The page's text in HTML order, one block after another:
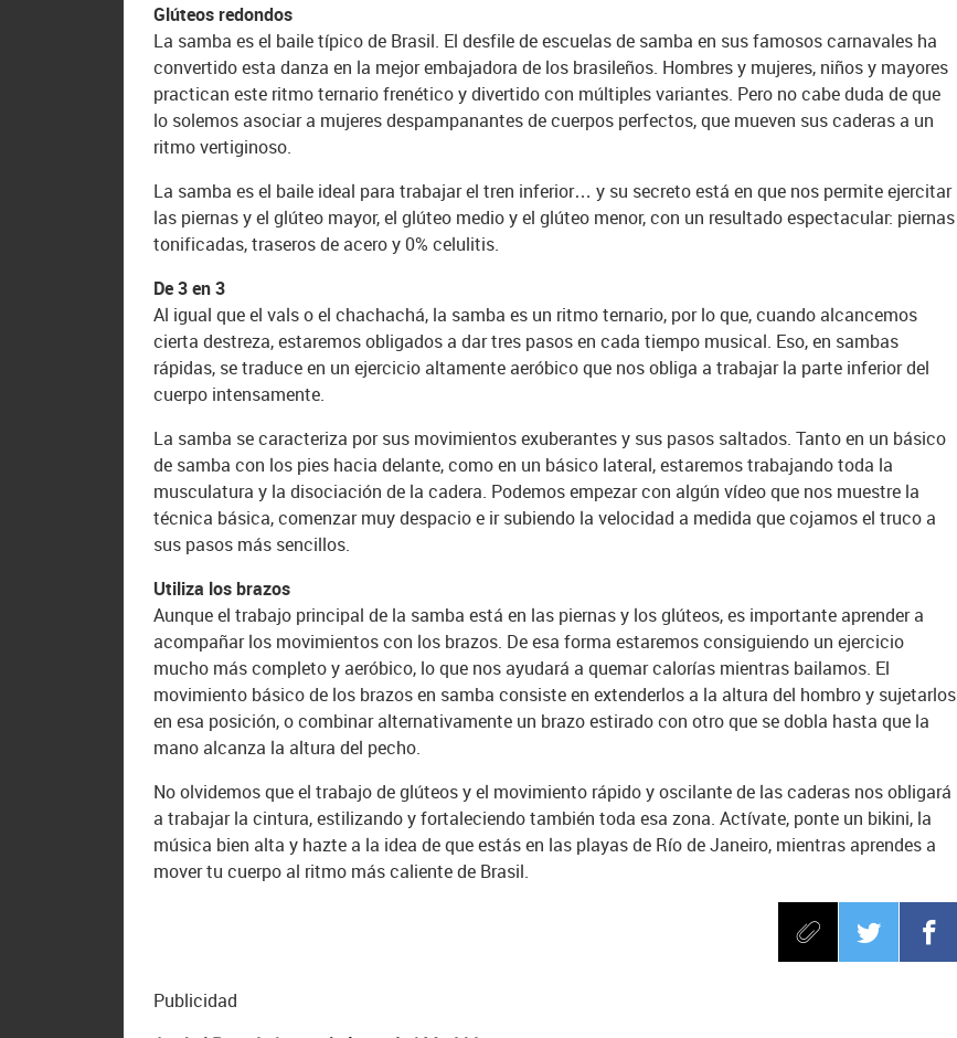
Glúteos redondos
La samba es el baile típico de Brasil. El desfile de escuelas de samba en sus famosos carnavales ha
convertido esta danza en la mejor embajadora de los brasileños. Hombres y mujeres, niños y mayores
practican este ritmo ternario frenético y divertido con múltiples variantes. Pero no cabe duda de que
lo solemos asociar a mujeres despampanantes de cuerpos perfectos, que mueven sus caderas a un
ritmo vertiginoso.
La samba es el baile ideal para trabajar el tren inferior… y su secreto está en que nos permite ejercitar
las piernas y el glúteo mayor, el glúteo medio y el glúteo menor, con un resultado espectacular: piernas
tonificadas, traseros de acero y 0% celulitis.
De 3 en 3
Al igual que el vals o el chachachá, la samba es un ritmo ternario, por lo que, cuando alcancemos
cierta destreza, estaremos obligados a dar tres pasos en cada tiempo musical. Eso, en sambas
rápidas, se traduce en un ejercicio altamente aeróbico que nos obliga a trabajar la parte inferior del
cuerpo intensamente.
La samba se caracteriza por sus movimientos exuberantes y sus pasos saltados. Tanto en un básico
de samba con los pies hacia delante, como en un básico lateral, estaremos trabajando toda la
musculatura y la disociación de la cadera. Podemos empezar con algún vídeo que nos muestre la
técnica básica, comenzar muy despacio e ir subiendo la velocidad a medida que cojamos el truco a
sus pasos más sencillos.
Utiliza los brazos
Aunque el trabajo principal de la samba está en las piernas y los glúteos, es importante aprender a
acompañar los movimientos con los brazos. De esa forma estaremos consiguiendo un ejercicio
mucho más completo y aeróbico, lo que nos ayudará a quemar calorías mientras bailamos. El
movimiento básico de los brazos en samba consiste en extenderlos a la altura del hombro y sujetarlos
en esa posición, o combinar alternativamente un brazo estirado con otro que se dobla hasta que la
mano alcanza la altura del pecho.
No olvidemos que el trabajo de glúteos y el movimiento rápido y oscilante de las caderas nos obligará
a trabajar la cintura, estilizando y fortaleciendo también toda esa zona. Actívate, ponte un bikini, la
música bien alta y hazte a la idea de que estás en las playas de Río de Janeiro, mientras aprendes a
mover tu cuerpo al ritmo más caliente de Brasil.
Publicidad